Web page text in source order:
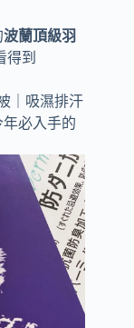
波蘭頂級羽
得到